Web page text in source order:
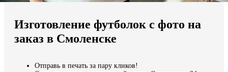
Мы доставляем по всему миру
Продолжить без города
Изготовление футболок с фото на
заказ в Смоленске
Отправь в печать за пару кликов!